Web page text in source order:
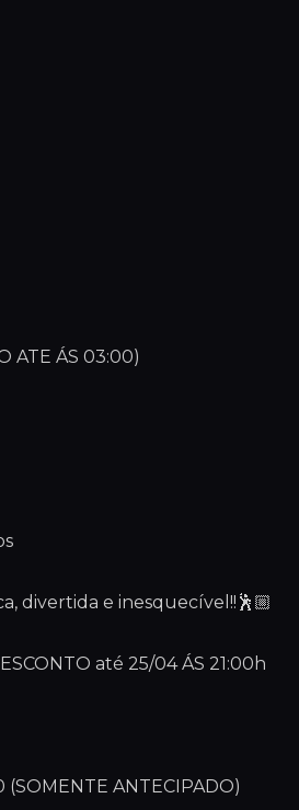
ATE ÁS 03:00)
divertida e inesquecível!!🕺🏼
até 25/04 ÁS 21:00h
(SOMENTE ANTECIPADO)